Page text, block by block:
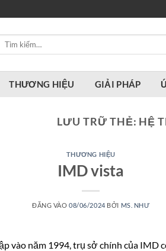
Tìm
THƯƠNG HIỆU GIẢI PHÁP
LƯU TRỮ THẺ: HỆ
THƯƠNG HIỆU
IMD vista
ĐĂNG VÀO08/06/2024 BỞI MS. NHƯ
vào năm 1994, trụ sở chính của IMD